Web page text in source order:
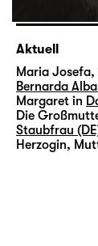
Aktuell
Maria
Bernarda
Margaret in
Die
Staubfrau
Herzogin,